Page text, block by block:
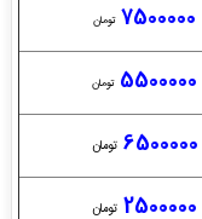
7500000 تومان
5500000 تومان
6500000 تومان
2500000 تومان